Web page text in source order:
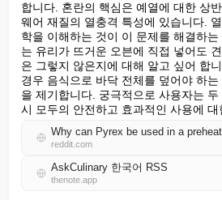
합니다. 혼란의 핵심은 예열에 대한 상
웨어 재질의 열충격 특성에 있습니다.
학을 이해하는 것이 이 문제를 해결하
는 유리가 뜨거운 오븐에 직접 넣어도
은 그렇지 않은지에 대해 알고 싶어 합
경우 음식으로 바닥 전체를 덮어야 하
을 제기합니다. 궁극적으로 사용자는
시 모두의 안전하고 효과적인 사용에 대
reddit.com
AskCulinary 한국어 RSS
thenote.app